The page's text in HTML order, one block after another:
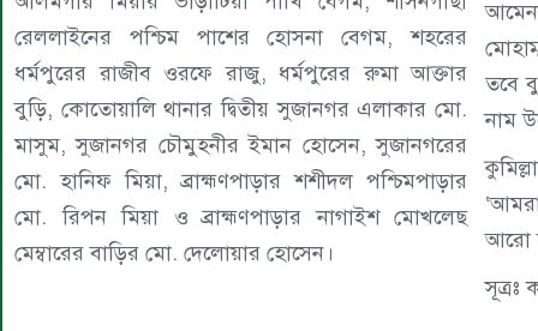
রেললাইনের পশ্চিম পাশের হোসনা বেগম, শহরের
ধর্মপুরের রাজীব ওরফে রাজু, ধর্মপুরের রুমা আক্তার
বুড়ি, কোতোয়ালি থানার দ্বিতীয় সুজানগর এলাকার মো.
মাসুম, সুজানগর চৌমুহনীর ইমান হোসেন, সুজানগরের
মো. হানিফ মিয়া, ব্রাহ্মণপাড়ার শশীদল পশ্চিমপাড়ার
মো. রিপন মিয়া ও ব্রাহ্মণপাড়ার নাগাইশ মোখলেছ
মেম্বারের বাড়ির মো. দেলোয়ার হোসেন।
তবে
নাম
আরো
সূত্রঃ